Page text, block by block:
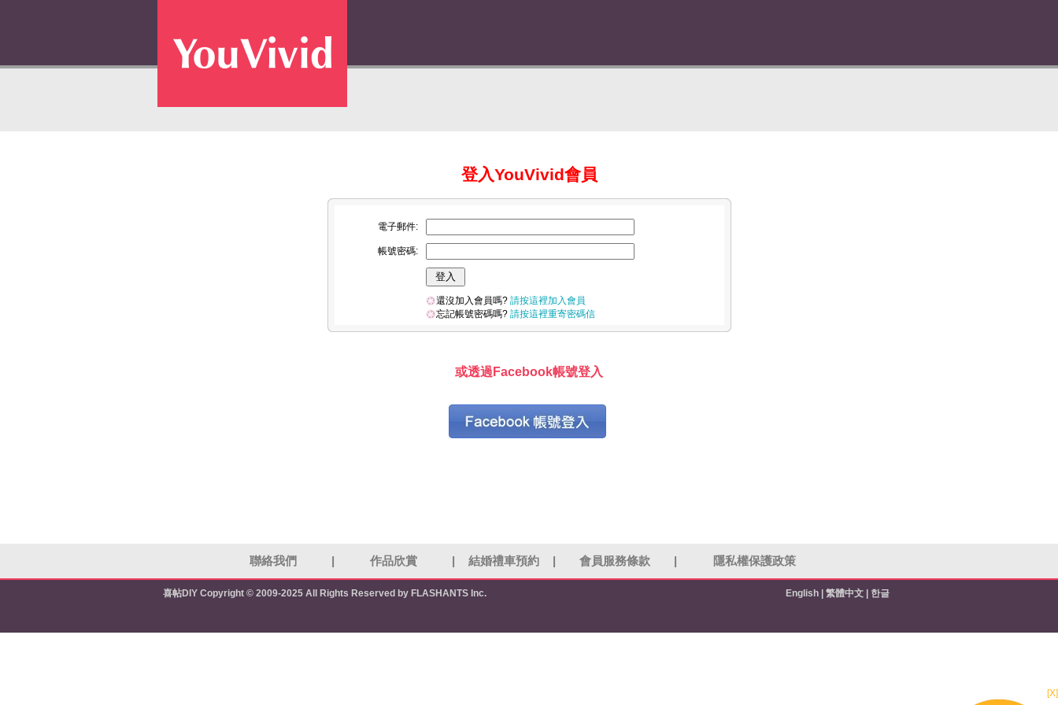
登入YouVivid會員
電子郵件:
帳號密碼:
還沒加入會員嗎? 請按這裡加入會員
忘記帳號密碼嗎? 請按這裡重寄密碼信
或透過Facebook帳號登入
聯絡我們 作品欣賞 結婚禮車預約 會員服務條款 隱私權保護政策
喜帖DIY Copyright © 2009-2025 All Rights Reserved by FLASHANTS Inc. English 繁體中文 한글
[X]